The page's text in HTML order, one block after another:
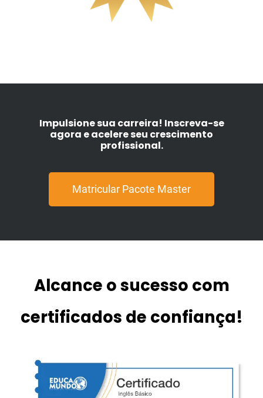
Impulsione sua carreira! Inscreva-se
agora e acelere seu crescimento
profissional.
Matricular Pacote Master
Alcance o sucesso com
certificados de confiança!